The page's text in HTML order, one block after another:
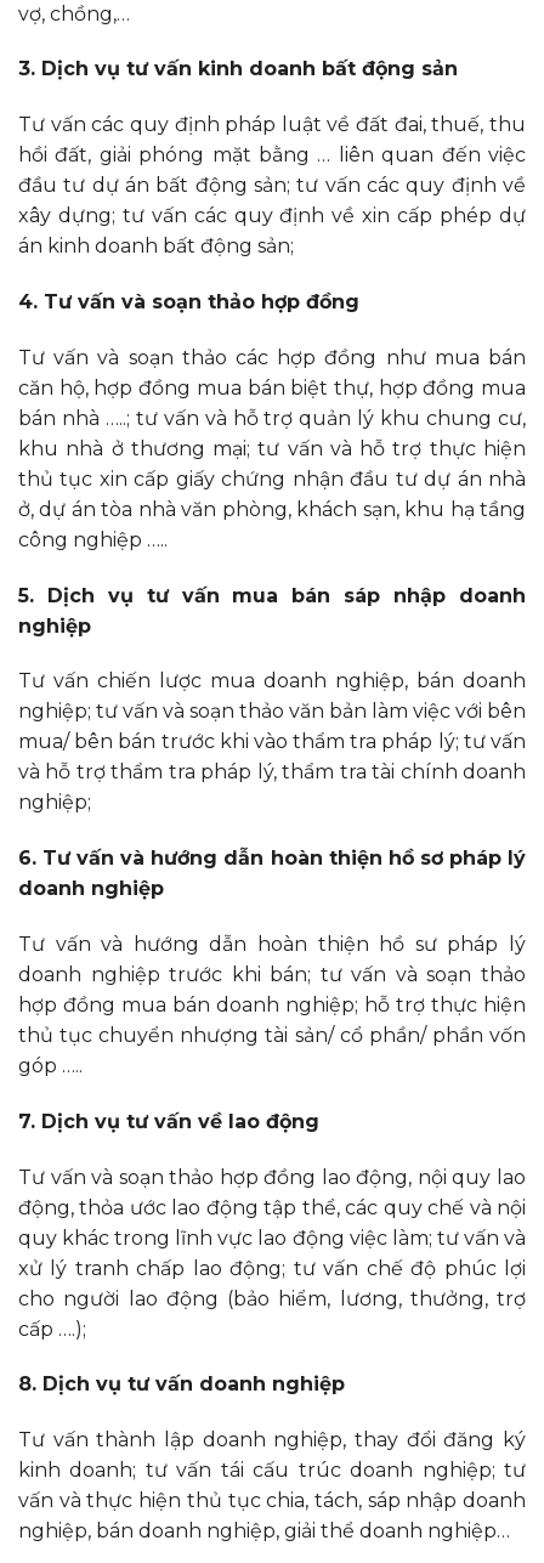
vợ, chồng,…
3. Dịch vụ tư vấn kinh doanh bất động sản
Tư vấn các quy định pháp luật về đất đai, thuế, thu
hồi đất, giải phóng mặt bằng … liên quan đến việc
đầu tư dự án bất động sản; tư vấn các quy định về
xây dựng; tư vấn các quy định về xin cấp phép dự
án kinh doanh bất động sản;
4. Tư vấn và soạn thảo hợp đồng
Tư vấn và soạn thảo các hợp đồng như mua bán
căn hộ, hợp đồng mua bán biệt thự, hợp đồng mua
bán nhà …..; tư vấn và hỗ trợ quản lý khu chung cư,
khu nhà ở thương mại; tư vấn và hỗ trợ thực hiện
thủ tục xin cấp giấy chứng nhận đầu tư dự án nhà
ở, dự án tòa nhà văn phòng, khách sạn, khu hạ tầng
công nghiệp …..
5. Dịch vụ tư vấn mua bán sáp nhập doanh
nghiệp
Tư vấn chiến lược mua doanh nghiệp, bán doanh
nghiệp; tư vấn và soạn thảo văn bản làm việc với bên
mua/ bên bán trước khi vào thẩm tra pháp lý; tư vấn
và hỗ trợ thẩm tra pháp lý, thẩm tra tài chính doanh
nghiệp;
6. Tư vấn và hướng dẫn hoàn thiện hồ sơ pháp lý
doanh nghiệp
Tư vấn và hướng dẫn hoàn thiện hồ sư pháp lý
doanh nghiệp trước khi bán; tư vấn và soạn thảo
hợp đồng mua bán doanh nghiệp; hỗ trợ thực hiện
thủ tục chuyển nhượng tài sản/ cổ phần/ phần vốn
góp …..
7. Dịch vụ tư vấn về lao động
Tư vấn và soạn thảo hợp đồng lao động, nội quy lao
động, thỏa ước lao động tập thể, các quy chế và nội
quy khác trong lĩnh vực lao động việc làm; tư vấn và
xử lý tranh chấp lao động; tư vấn chế độ phúc lợi
cho người lao động (bảo hiểm, lương, thưởng, trợ
cấp ….);
8. Dịch vụ tư vấn doanh nghiệp
Tư vấn thành lập doanh nghiệp, thay đổi đăng ký
kinh doanh; tư vấn tái cấu trúc doanh nghiệp; tư
vấn và thực hiện thủ tục chia, tách, sáp nhập doanh
nghiệp, bán doanh nghiệp, giải thể doanh nghiệp…